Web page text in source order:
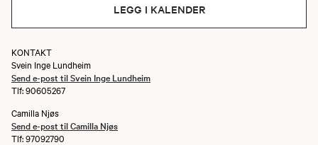
LEGG I KALENDER
KONTAKT
Svein Inge Lundheim
Send e-post til Svein Inge Lundheim
Tlf: 90605267
Camilla Njøs
Send e-post til Camilla Njøs
Tlf: 97092790